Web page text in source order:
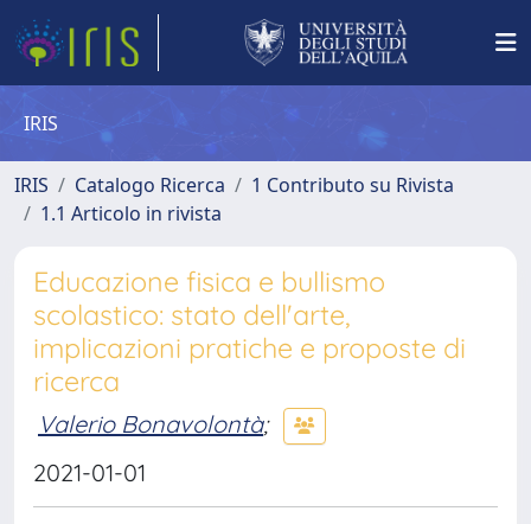
IRIS
IRIS Catalogo Ricerca
1 Contributo su Rivista
1.1 Articolo in rivista
Educazione fisica e bullismo
scolastico: stato dell'arte,
implicazioni pratiche e proposte di
ricerca
Valerio Bonavolontà;
2021-01-01